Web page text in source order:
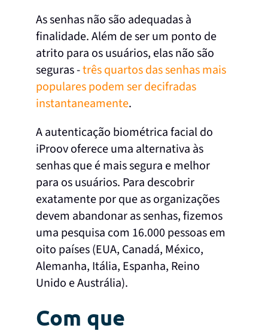
As senhas não são adequadas à
finalidade. Além de ser um ponto de
atrito para os usuários, elas não são
seguras -três quartos das senhas mais
populares podem ser decifradas
instantaneamente.
A autenticação biométrica facial do
iProov oferece uma alternativa às
senhas que é mais segura e melhor
para os usuários. Para descobrir
exatamente por que as organizações
devem abandonar as senhas, fizemos
uma pesquisa com 16.000 pessoas em
oito países (EUA, Canadá, México,
Alemanha, Itália, Espanha, Reino
Unido e Austrália).
Com que